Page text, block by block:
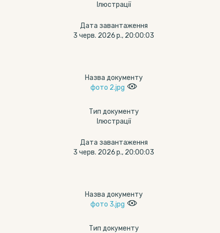
Ілюстрації
Дата завантаження
3 черв. 2026 р., 20:00:03
Назва документу
фото 2.jpg
Тип документу
Ілюстрації
Дата завантаження
3 черв. 2026 р., 20:00:03
Назва документу
фото 3.jpg
Тип документу